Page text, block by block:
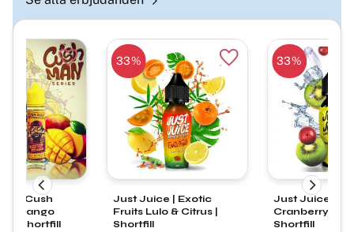
Just Juice | Exotic
Fruits Lulo & Citrus |
Shortfill
33% Lägg till i favoriter
Just Juice |
Cranberry On
Shortfill
33%
| Cush
Mango
| Shortfill
Lägg till i favoriter